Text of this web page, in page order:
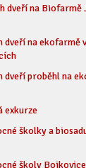
dveří na Biofarmě
dveří na ekofarmě
dveří proběhl na
exkurze
školky a
školy Bojkovice